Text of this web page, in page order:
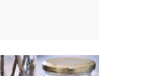
segue un ritmo